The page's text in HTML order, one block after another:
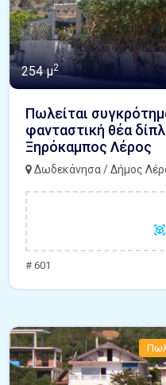
254 μ2
Πωλείται
φανταστική θέα
Ξηρόκαμπος Λέρος
Δωδεκάνησα / Δήμος
# 601